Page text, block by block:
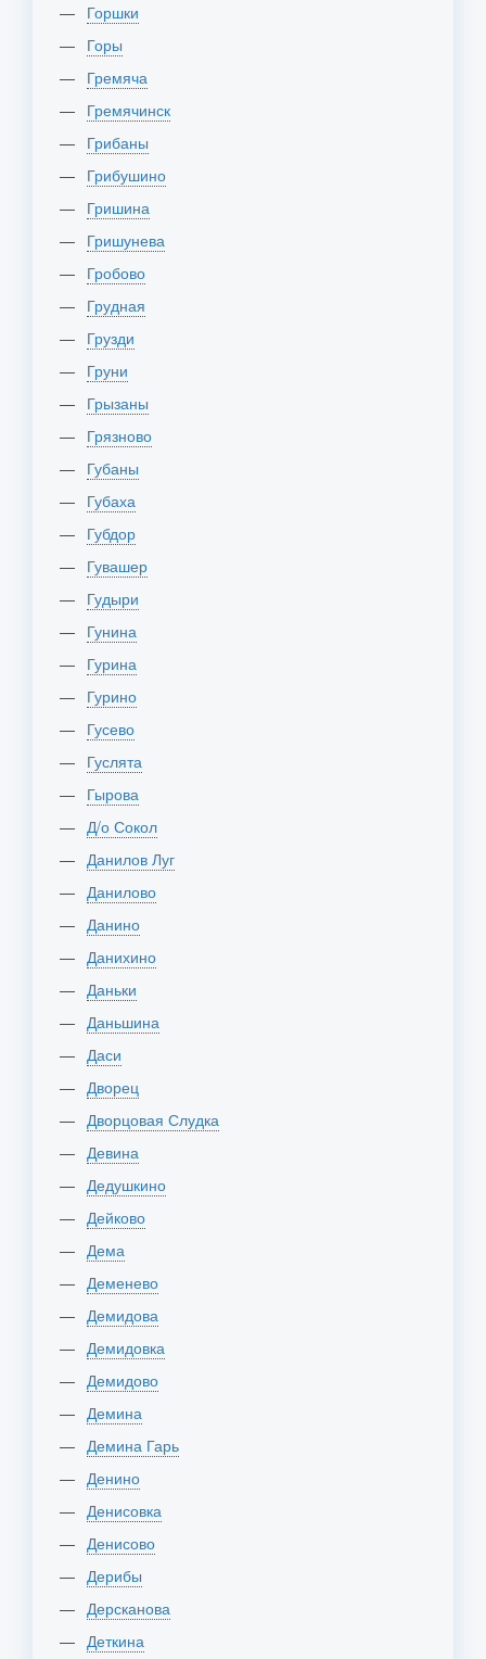
Горшки
Горы
Гремяча
Гремячинск
Грибаны
Грибушино
Гришина
Гришунева
Гробово
Грудная
Грузди
Груни
Грызаны
Грязново
Губаны
Губаха
Губдор
Гувашер
Гудыри
Гунина
Гурина
Гурино
Гусево
Гуслята
Гырова
Д/о Сокол
Данилов Луг
Данилово
Данино
Данихино
Даньки
Даньшина
Даси
Дворец
Дворцовая Слудка
Девина
Дедушкино
Дейково
Дема
Деменево
Демидова
Демидовка
Демидово
Демина
Демина Гарь
Денино
Денисовка
Денисово
Дерибы
Дерсканова
Деткина